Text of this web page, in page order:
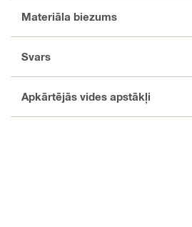
Materiāla biezums
Svars
Apkārtējās vides apstākļi